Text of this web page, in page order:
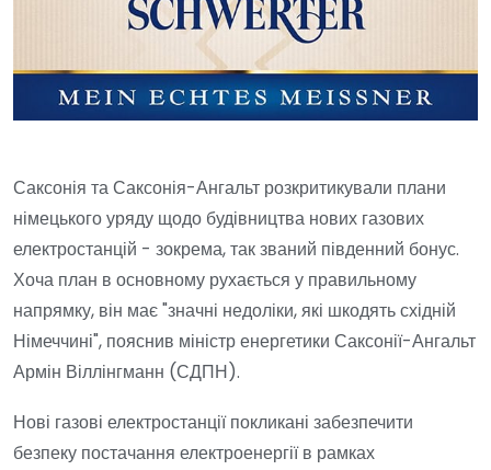
Саксонія та Саксонія-Ангальт розкритикували плани
німецького уряду щодо будівництва нових газових
електростанцій - зокрема, так званий південний бонус.
Хоча план в основному рухається у правильному
напрямку, він має "значні недоліки, які шкодять східній
Німеччині", пояснив міністр енергетики Саксонії-Ангальт
Армін Віллінгманн (СДПН).
Нові газові електростанції покликані забезпечити
безпеку постачання електроенергії в рамках